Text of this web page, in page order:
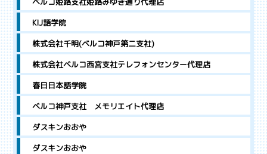
KIJ語学院
株式会社千明(ベルコ神戸第二支社)
株式会社ベルコ西宮支社テレフォンセンター代理店
春日日本語学院
ベルコ神戸支社 メモリエイト代理店
ダスキンおおや
ダスキンおおや